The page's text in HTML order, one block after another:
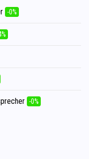
-0%
-0%